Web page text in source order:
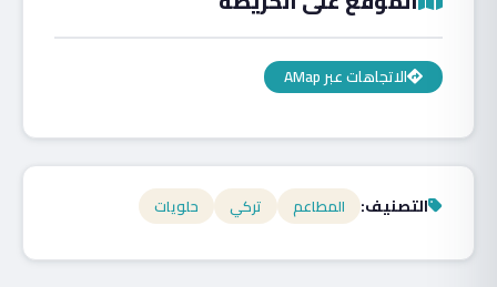
الاتجاهات عبر AMap
التصنيف: المطاعم تركي حلويات